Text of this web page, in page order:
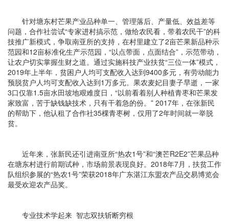
针对塘东村芒果产业品种单一、管理落后、产量低、效益差等
问题，合作社尝试“专家进村搞示范，做给农民看，带着农民干”的科
技推广新模式，争取南亚所的支持，在村里建立了2亩芒果新品种示
范园和12亩标准化生产示范园，“以点带面，点面结合”，示范带动，
让农户切实掌握生财之道。通过实施科技产业扶贫“三位一体”模式，
2019年上半年，贫困户人均可支配收入达到9400多元，有劳动能力
预脱贫户人均可支配收入达到1万多元。果农麦妃目妻子早逝，一家
3口仅靠1.5亩水田坡地艰难度日，“以前看着别人种植青枣和芒果发
家致富，苦于缺钱缺技术，只有干着急的份。” 2017年，在张新民
的帮助下，他认租了合作社35棵青枣树，仅用了2年时间就一举脱
贫。
近年来，张新民还引进南亚所“热农1号”和“澳芒R2E2”芒果品种
在塘东村进行前期试种，市场前景表现良好。2018年7月，扶贫工作
队组织参展的“热农1号”荣获2018年广东湛江东盟农产品交易博览会
最受欢迎农产品奖。
专业技术学起来 智志双扶斩断穷根